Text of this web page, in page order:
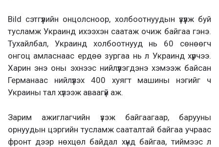
Bild сэтгүүлийн онцолсноор, холбоотнуудын үзүүлж буй
тусламж Украинд ихээхэн саатаж очиж байгаа гэнэ.
Тухайлбал, Украинд холбоотнууд нь 60 сөнөөгч
онгоц амласнаас ердөө зургаа нь л Украинд хүрчээ.
Харин энэ оны эхнээс нийлүүлэгдэнэ хэмээж байсан
Германаас нийлүүлэх 400 хуягт машины нэгийг ч
Украины тал хүлээж аваагүй аж.
Зарим ажиглагчийн үзэж байгаагаар, барууны
орнуудын цэргийн тусламж сааталтай байгаа учраас
фронт дээр нөхцөл байдал хүнд байгаа, тиймээс л